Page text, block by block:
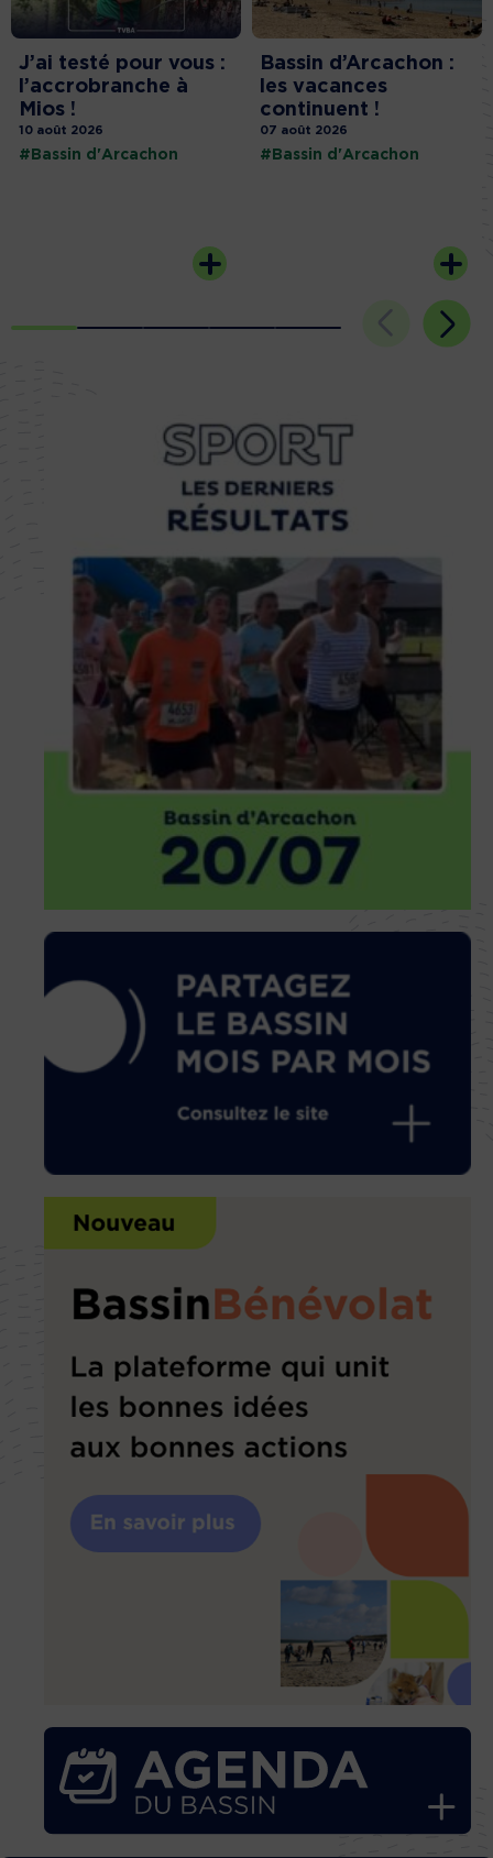
J’ai testé pour vous :
l’accrobranche à
Mios !
10 août 2026
#Bassin d'Arcachon
Bassin d’Arcachon :
les vacances
continuent !
07 août 2026
#Bassin d'Arcachon